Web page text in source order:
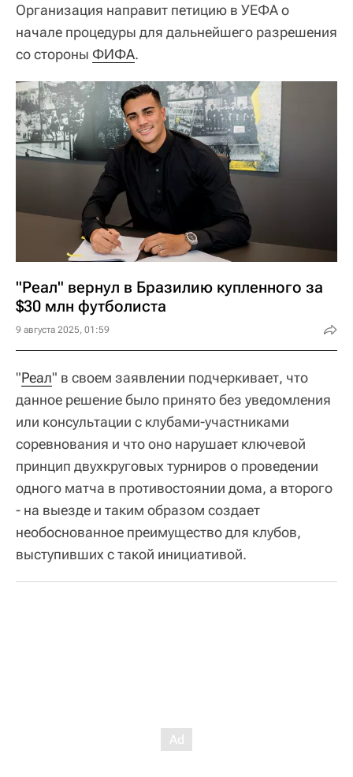
Организация направит петицию в УЕФА о
начале процедуры для дальнейшего разрешения
со стороны ФИФА.
"Реал" вернул в Бразилию купленного за
$30 млн футболиста
9 августа 2025, 01:59
"Реал" в своем заявлении подчеркивает, что
данное решение было принято без уведомления
или консультации с клубами-участниками
соревнования и что оно нарушает ключевой
принцип двухкруговых турниров о проведении
одного матча в противостоянии дома, а второго
- на выезде и таким образом создает
необоснованное преимущество для клубов,
выступивших с такой инициативой.